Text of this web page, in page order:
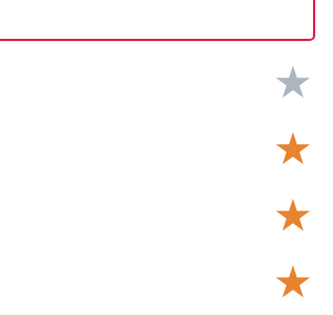
★
★
★
★